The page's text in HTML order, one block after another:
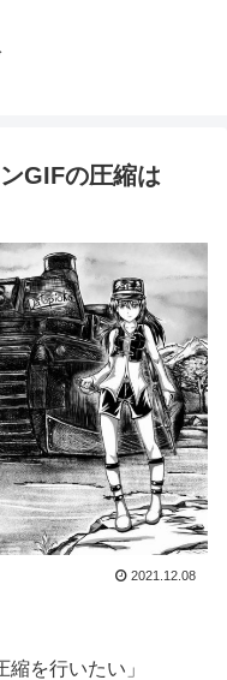
GIFの圧縮は
2021.12.08
縮を行いたい」